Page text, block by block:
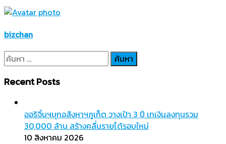
bizchan
ค้นหา
สำหรับ:
Recent Posts
ออริจิ้นฯบุกอสังหาฯภูเก็ต วางเป้า 3 ปี เทเงินลงทุนรวม
30,000 ล้าน สร้างคลื่นรายได้รอบใหม่
10 สิงหาคม 2026